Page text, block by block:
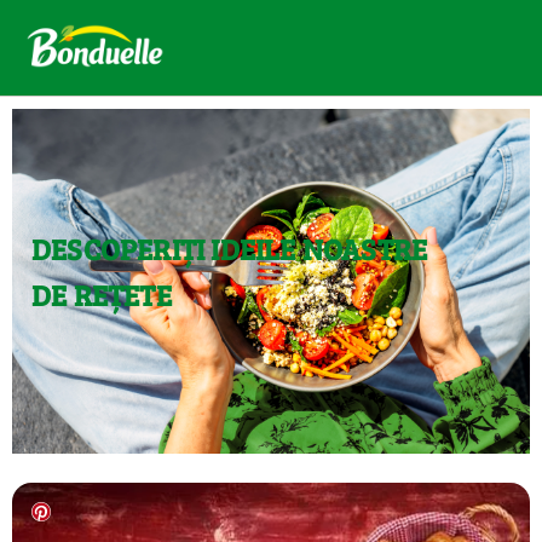
DESCOPERIȚI IDEILE NOASTRE
DE REȚETE